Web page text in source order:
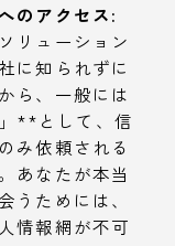
のアクセス:
リューション
に知られずに
ら、一般には
**として、信
み依頼される
あなたが本当
うためには、
情報網が不可